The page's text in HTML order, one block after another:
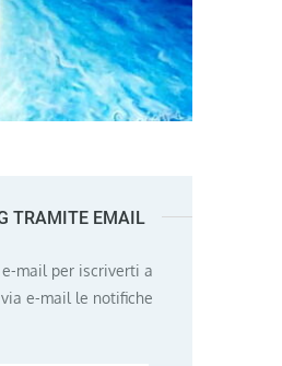
TRAMITE EMAIL
mail per iscriverti a
e-mail le notifiche